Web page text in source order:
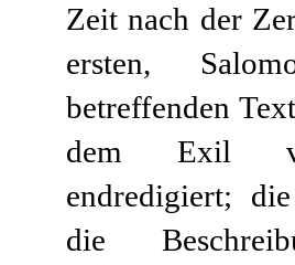
Zeit nach der
ersten,
betreffenden
dem Exil
endredigiert;
die